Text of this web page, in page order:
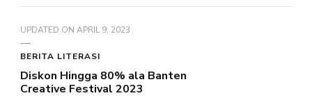
UPDATED ON APRIL 9, 2023
BERITA LITERASI
Diskon Hingga 80% ala Banten
Creative Festival 2023